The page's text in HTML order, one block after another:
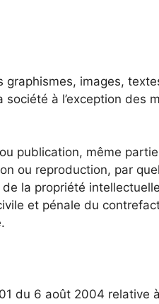
images,
à l’exception des
publication, même
ou reproduction, par
la propriété
et pénale du
du 6 août 2004 relative